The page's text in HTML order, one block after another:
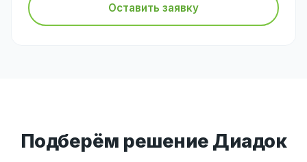
Оставить заявку
Подберём решение Диадок